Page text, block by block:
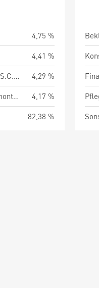
4,75 %
4,41 %
Hermes International S.C.A.
4,29 %
Cie Financière Richemont AG
4,17 %
82,38 %